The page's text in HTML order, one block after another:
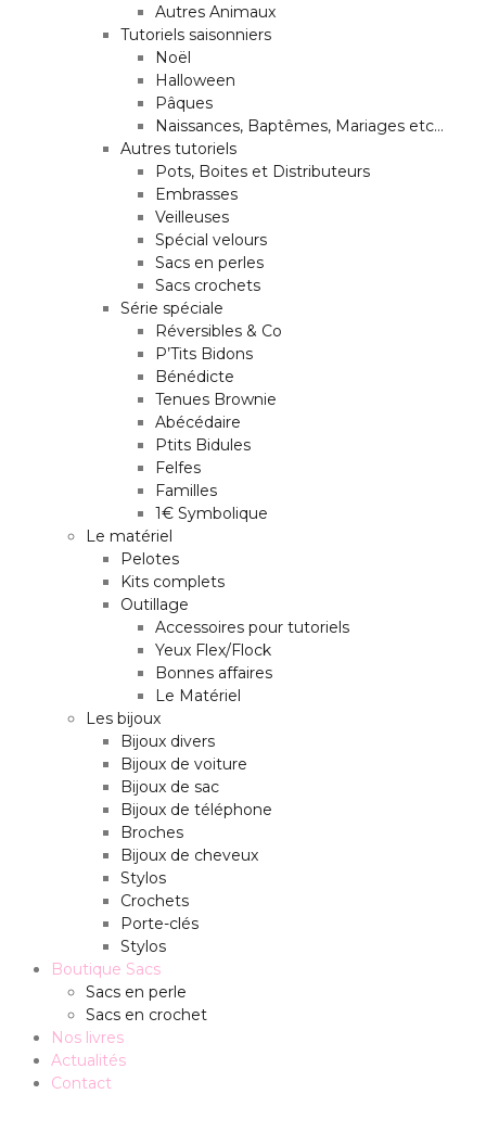
Autres Animaux
Tutoriels saisonniers
Noël
Halloween
Pâques
Naissances, Baptêmes, Mariages etc…
Autres tutoriels
Pots, Boites et Distributeurs
Embrasses
Veilleuses
Spécial velours
Sacs en perles
Sacs crochets
Série spéciale
Réversibles & Co
P’Tits Bidons
Bénédicte
Tenues Brownie
Abécédaire
Ptits Bidules
Felfes
Familles
1€ Symbolique
Le matériel
Pelotes
Kits complets
Outillage
Accessoires pour tutoriels
Yeux Flex/Flock
Bonnes affaires
Le Matériel
Les bijoux
Bijoux divers
Bijoux de voiture
Bijoux de sac
Bijoux de téléphone
Broches
Bijoux de cheveux
Stylos
Crochets
Porte-clés
Stylos
Boutique Sacs
Sacs en perle
Sacs en crochet
Nos livres
Actualités
Contact